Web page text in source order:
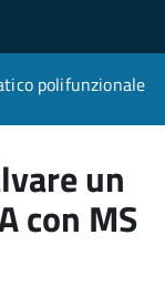
polifunzionale
un
con MS